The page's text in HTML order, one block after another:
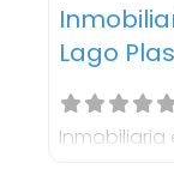
Lago
Inmobiliaria